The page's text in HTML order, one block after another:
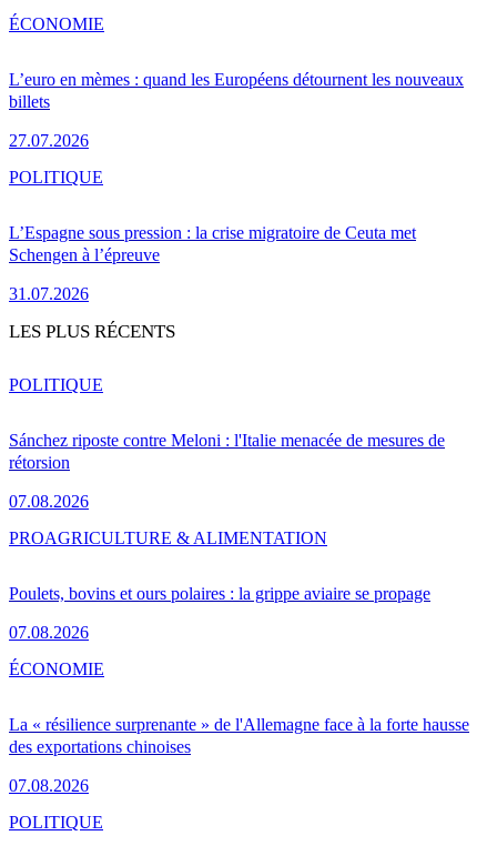
L’euro en mèmes : quand les Européens détournent les nouveaux
billets
27.07.2026
ÉCONOMIE
L’Espagne sous pression : la crise migratoire de Ceuta met
Schengen à l’épreuve
31.07.2026
POLITIQUE
LES PLUS RÉCENTS
Sánchez riposte contre Meloni : l'Italie menacée de mesures de
rétorsion
07.08.2026
POLITIQUE
Poulets, bovins et ours polaires : la grippe aviaire se propage
07.08.2026
PROAGRICULTURE & ALIMENTATION
La « résilience surprenante » de l'Allemagne face à la forte hausse
des exportations chinoises
07.08.2026
ÉCONOMIE
POLITIQUE